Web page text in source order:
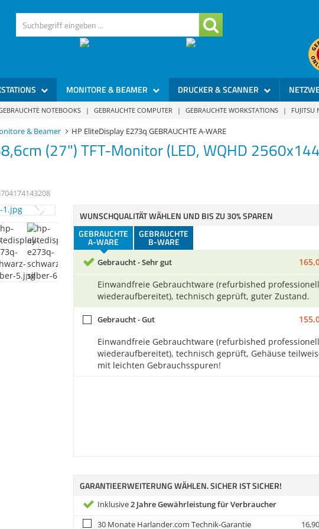
MONITORE & BEAMER DRUCKER & SCANNER
NOTEBOOKS | GEBRAUCHTE COMPUTER | GEBRAUCHTE WORKSTATIONS | FUJITSU
& Beamer HP EliteDisplay E273q GEBRAUCHTE A-WARE
(27") TFT-Monitor (LED, WQHD
WUNSCHQUALITÄT WÄHLEN UND BIS ZU 30% SPAREN
GEBRAUCHTE
A-WARE
GEBRAUCHTE
B-WARE
Gebraucht - Sehr gut 165,
Einwandfreie Gebrauchtware (refurbished professionell
wiederaufbereitet), technisch geprüft, guter Zustand.
Gebraucht - Gut 155,
Einwandfreie Gebrauchtware (refurbished professionell
wiederaufbereitet), technisch geprüft, Gehäuse
mit leichten Gebrauchsspuren!
GARANTIEERWEITERUNG WÄHLEN. SICHER IST SICHER!
Inklusive2 Jahre Gewährleistung für Verbraucher
30 Monate Harlander.com Technik-Garantie
16,90